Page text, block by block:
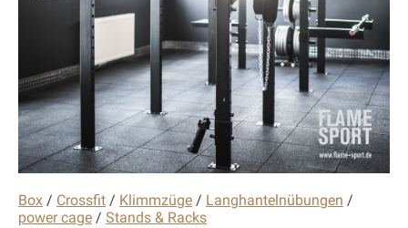
Box / Crossfit / Klimmzüge / Langhantelnübungen /
power cage / Stands & Racks